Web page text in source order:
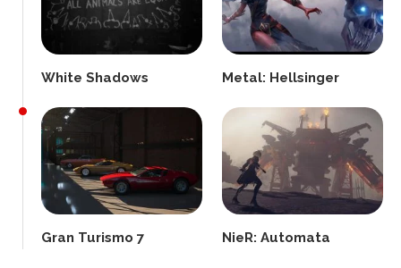
White Shadows Metal: Hellsinger
Gran Turismo 7 NieR: Automata